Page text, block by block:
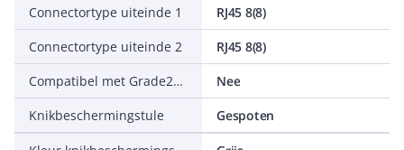
Connectortype uiteinde 1
RJ45 8(8)
Connectortype uiteinde 2
RJ45 8(8)
Compatibel met Grade2TV volgens XP-C 90-483
Nee
Knikbeschermingstule
Gespoten